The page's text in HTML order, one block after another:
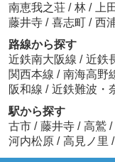
南恵我之荘 / 林 / 上田
藤井寺 / 喜志町 / 西
路線から探す
近鉄南大阪線 / 近鉄
関西本線 / 南海高野
阪和線 / 近鉄難波・
駅から探す
古市 / 藤井寺 / 高鷲 /
河内松原 / 高見ノ里 /